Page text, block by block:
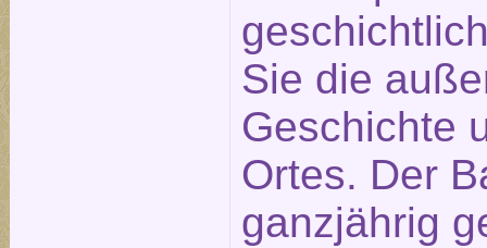
Sie die
Geschichte
Ortes. Der
ganzjährig